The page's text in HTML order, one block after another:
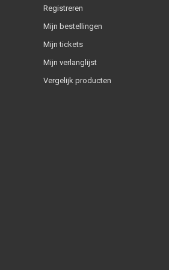
Registreren
Mijn bestellingen
Mijn tickets
Mijn verlanglijst
Vergelijk producten